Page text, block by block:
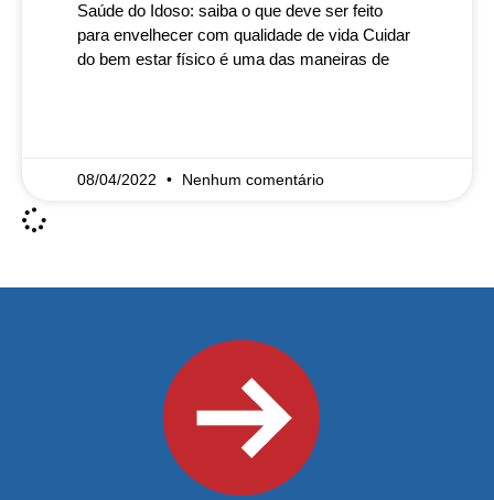
Saúde do Idoso: saiba o que deve ser feito
para envelhecer com qualidade de vida Cuidar
do bem estar físico é uma das maneiras de
08/04/2022 Nenhum comentário